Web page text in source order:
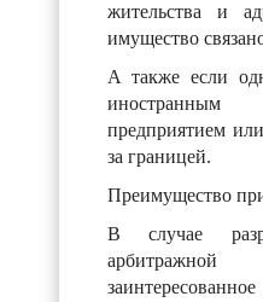
жительства и
имущество
А также если
иностранным
предприятием
за границей.
Преимущество
В случае